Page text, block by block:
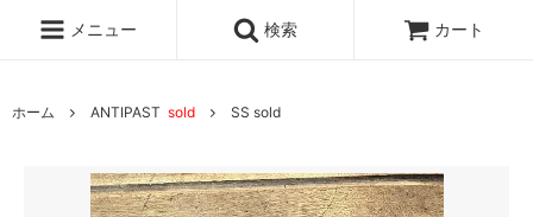
メニュー 検索 カート
ホーム ANTIPAST sold SS sold